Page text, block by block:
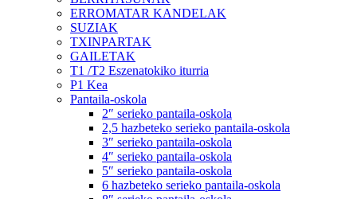
ERROMATAR KANDELAK
SUZIAK
TXINPARTAK
GAILETAK
T1 /T2 Eszenatokiko iturria
P1 Kea
Pantaila-oskola
2″ serieko pantaila-oskola
2,5 hazbeteko serieko pantaila-oskola
3″ serieko pantaila-oskola
4″ serieko pantaila-oskola
5″ serieko pantaila-oskola
6 hazbeteko serieko pantaila-oskola